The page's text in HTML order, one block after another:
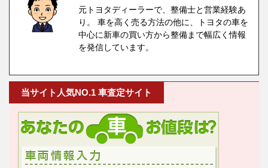
元トヨタディーラーで、整備士と営業経験あ
り。 車を高く売る方法の他に、トヨタの車を
中心に新車の買い方から整備まで幅広く情報
を発信しています。
当サイト人気NO.1 車査定サイト